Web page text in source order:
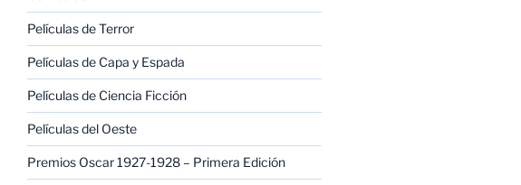
Películas de Terror
Películas de Capa y Espada
Películas de Ciencia Ficción
Películas del Oeste
Premios Oscar 1927-1928 – Primera Edición